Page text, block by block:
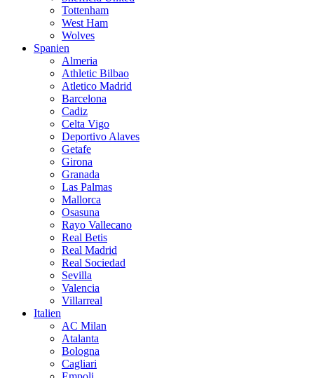
Tottenham
West Ham
Wolves
Spanien
Almeria
Athletic Bilbao
Atletico Madrid
Barcelona
Cadiz
Celta Vigo
Deportivo Alaves
Getafe
Girona
Granada
Las Palmas
Mallorca
Osasuna
Rayo Vallecano
Real Betis
Real Madrid
Real Sociedad
Sevilla
Valencia
Villarreal
Italien
AC Milan
Atalanta
Bologna
Cagliari